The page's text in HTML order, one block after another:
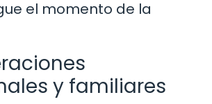
el momento de la
y familiares